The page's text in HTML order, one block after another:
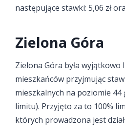
następujące stawki: 5,06 zł
Zielona Góra
Zielona Góra była wyjątkowo
mieszkańców przyjmując
mieszkalnych na poziomie 44
limitu). Przyjęto za to 100%
których prowadzona jest